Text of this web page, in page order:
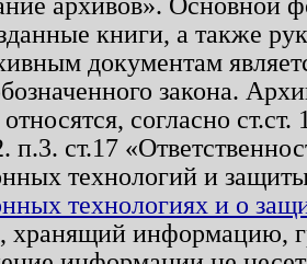
книги, а также
документам
закона.
согласно
п.3. ст.17
технологий и
технологиях и о
информацию,